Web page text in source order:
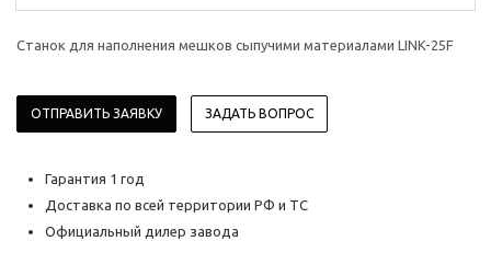
Станок для наполнения мешков сыпучими материалами LINK-25F
ОТПРАВИТЬ ЗАЯВКУ ЗАДАТЬ ВОПРОС
Гарантия 1 год
Доставка по всей территории РФ и ТС
Официальный дилер завода